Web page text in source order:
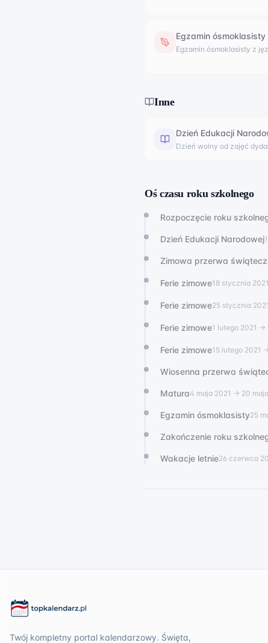
Egzamin ósmoklasisty
Egzamin ósmoklasisty z
Inne
Dzień Edukacji
Dzień wolny od zajęć
Oś czasu roku szkolnego
Rozpoczęcie roku
Dzień Edukacji Narodowej
Zimowa przerwa
Ferie zimowe18 stycznia 2021
Ferie zimowe25 stycznia 2021
Ferie zimowe1 lutego 2021 →
Ferie zimowe15 lutego 2021
Wiosenna przerwa
Matura4 maja 2021 → 20
Egzamin ósmoklasisty25
Zakończenie roku
Wakacje letnie26 czerwca
Twój kompletny portal kalendarzowy. Święta,